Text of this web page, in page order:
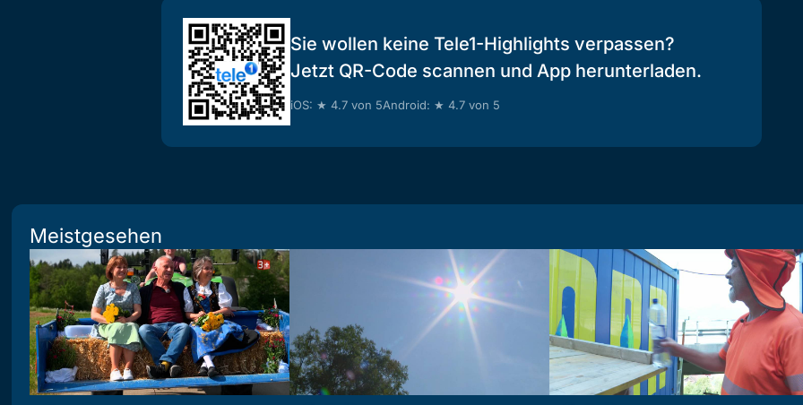
Sie wollen keine Tele1-Highlights verpassen?
Jetzt QR-Code scannen und App herunterladen.
iOS: ★ 4.7 von 5Android: ★ 4.7 von 5
Meistgesehen